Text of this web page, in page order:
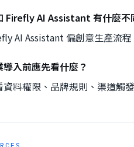
Firefly AI Assistant 有什麼不
AI Assistant 偏創意生產流
導入前應先看什麼？
資料權限、品牌規則、渠道觸